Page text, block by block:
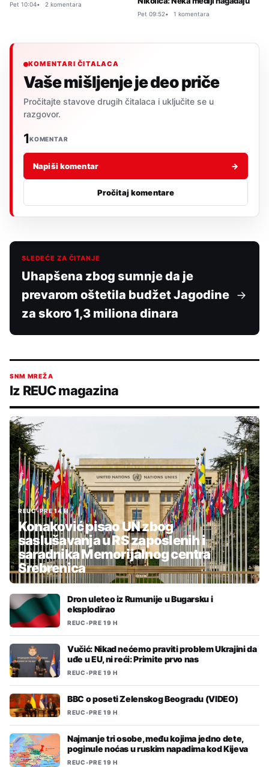
Pet 10:04 2 komentara
Pet 09:52 1 komentara
KOMENTARI ČITALACA
Vaše mišljenje je deo priče
Pročitajte stavove drugih čitalaca i uključite se u
razgovor.
1KOMENTAR
Napiši komentar →
Pročitaj komentare
SLEDEĆE ZA ČITANJE
Uhapšena zbog sumnje da je
prevarom oštetila budžet Jagodine
za skoro 1,3 miliona dinara
SNM MREŽA
Iz REUC magazina
REUC•PRE 14 H
Konaković pisao UN zbog
saslušavanja u RS zaposlenih i
saradnika Memorijalnog centra
Srebrenica
Dron uleteo iz Rumunije u Bugarsku i
eksplodirao
REUC•PRE 19 H
Vučić: Nikad nećemo praviti problem Ukrajini da
uđe u EU, ni reći: Primite prvo nas
REUC•PRE 19 H
BBC o poseti Zelenskog Beogradu (VIDEO)
REUC•PRE 19 H
Najmanje tri osobe, među kojima jedno dete,
poginule noćas u ruskim napadima kod Kijeva
REUC•PRE 19 H